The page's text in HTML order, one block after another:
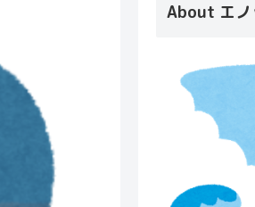
About エノ